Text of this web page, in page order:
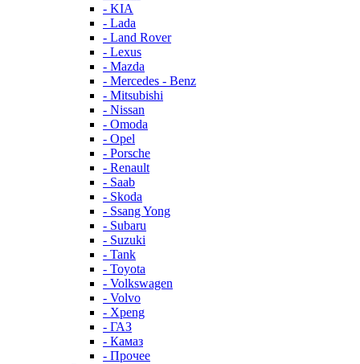
- KIA
- Lada
- Land Rover
- Lexus
- Mazda
- Mercedes - Benz
- Mitsubishi
- Nissan
- Omoda
- Opel
- Porsche
- Renault
- Saab
- Skoda
- Ssang Yong
- Subaru
- Suzuki
- Tank
- Toyota
- Volkswagen
- Volvo
- Xpeng
- ГАЗ
- Камаз
- Прочее